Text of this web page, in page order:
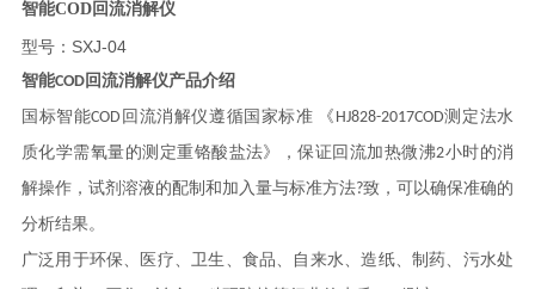
智能COD回流消解仪
型号：SXJ-04
智能COD回流消解仪产品介绍
国标智能COD 回流消解仪遵循国家标准 《 HJ828-2017COD测定法水
质化学需氧量的测定重铬酸盐法》，保证回流加热微沸2小时的消
解操作，试剂溶液的配制和加入量与标准方法?致，可以确保准确的
分析结果。
广泛用于环保、医疗、卫生、食品、自来水、造纸、制药、污水处